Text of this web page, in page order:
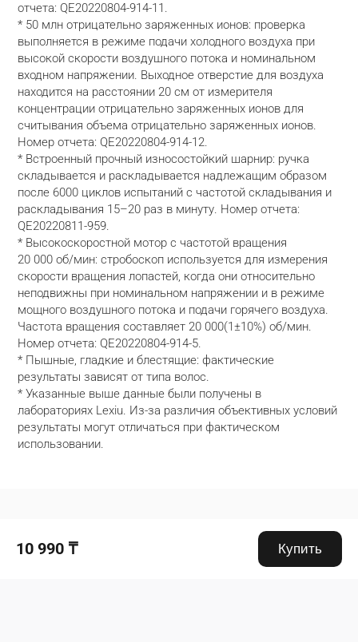
10 990 ₸ Купить
отчета: QE20220804-914-11.
* 50 млн отрицательно заряженных ионов: проверка
выполняется в режиме подачи холодного воздуха при
высокой скорости воздушного потока и номинальном
входном напряжении. Выходное отверстие для воздуха
находится на расстоянии 20 см от измерителя
концентрации отрицательно заряженных ионов для
считывания объема отрицательно заряженных ионов.
Номер отчета: QE20220804-914-12.
* Встроенный прочный износостойкий шарнир: ручка
складывается и раскладывается надлежащим образом
после 6000 циклов испытаний с частотой складывания и
раскладывания 15–20 раз в минуту. Номер отчета:
QE20220811-959.
* Высокоскоростной мотор с частотой вращения
20 000 об/мин: стробоскоп используется для измерения
скорости вращения лопастей, когда они относительно
неподвижны при номинальном напряжении и в режиме
мощного воздушного потока и подачи горячего воздуха.
Частота вращения составляет 20 000(1±10%) об/мин.
Номер отчета: QE20220804-914-5.
* Пышные, гладкие и блестящие: фактические
результаты зависят от типа волос.
* Указанные выше данные были получены в
лабораториях Lexiu. Из-за различия объективных условий
результаты могут отличаться при фактическом
использовании.